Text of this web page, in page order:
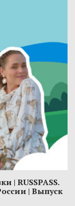
| RUSSPASS.
| Выпуск